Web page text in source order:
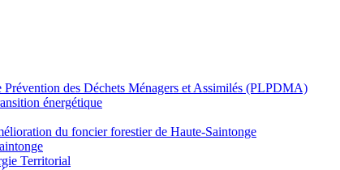
Prévention des Déchets Ménagers et Assimilés (PLPDMA)
énergétique
du foncier forestier de Haute-Saintonge
Territorial